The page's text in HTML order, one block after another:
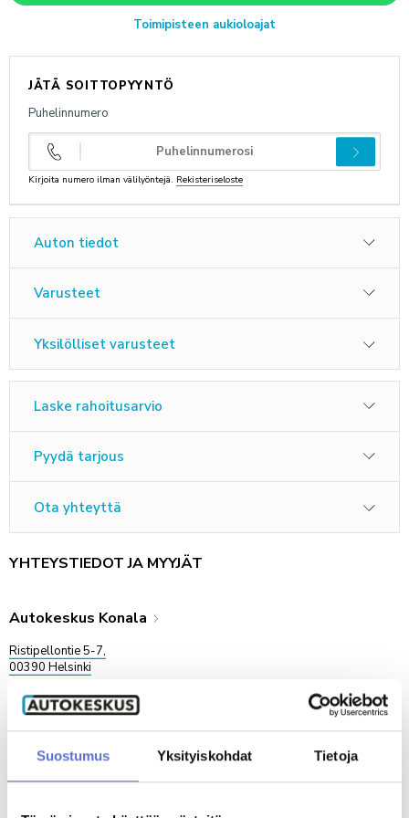
Suostumus Yksityiskohdat Tietoja
Toimipisteen aukioloajat
JÄTÄ SOITTOPYYNTÖ
Puhelinnumero
Kirjoita numero ilman välilyöntejä. Rekisteriseloste
Auton tiedot
Varusteet
Yksilölliset varusteet
Laske rahoitusarvio
Pyydä tarjous
Ota yhteyttä
YHTEYSTIEDOT JA MYYJÄT
Autokeskus Konala
Ristipellontie 5-7,
00390 Helsinki
VAIHTOAUTOJEN MYYNTI
ma-pe10-18
la10-16
suljettu